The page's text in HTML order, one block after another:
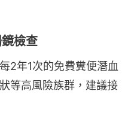
檢查
2年1次的免費糞便潛血
等高風險族群，建議接